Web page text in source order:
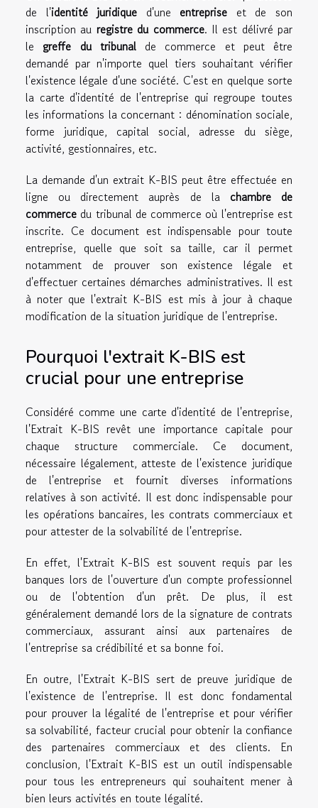
de l'identité juridique d'une entreprise et de son
inscription au registre du commerce. Il est délivré par
le greffe du tribunalde commerce et peut être
demandé par n'importe quel tiers souhaitant vérifier
l'existence légale d'une société. C'est en quelque sorte
la carte d'identité de l'entreprise qui regroupe toutes
les informations la concernant : dénomination sociale,
forme juridique, capital social, adresse du siège,
activité, gestionnaires, etc.
La demande d'un extrait K-BIS peut être effectuée en
ligne ou directement auprès de la chambre de
commerce du tribunal de commerce où l'entreprise est
inscrite. Ce document est indispensable pour toute
entreprise, quelle que soit sa taille, car il permet
notamment de prouver son existence légale et
d'effectuer certaines démarches administratives. Il est
à noter que l'extrait K-BIS est mis à jour à chaque
modification de la situation juridique de l'entreprise.
Pourquoi l'extrait K-BIS est
crucial pour une entreprise
Considéré comme une carte d'identité de l'entreprise,
l'Extrait K-BIS revêt une importance capitale pour
chaque structure commerciale. Ce document,
nécessaire légalement, atteste de l'existence juridique
de l'entreprise et fournit diverses informations
relatives à son activité. Il est donc indispensable pour
les opérations bancaires, les contrats commerciaux et
pour attester de la solvabilité de l'entreprise.
En effet, l'Extrait K-BIS est souvent requis par les
banques lors de l'ouverture d'un compte professionnel
ou de l'obtention d'un prêt. De plus, il est
généralement demandé lors de la signature de contrats
commerciaux, assurant ainsi aux partenaires de
l'entreprise sa crédibilité et sa bonne foi.
En outre, l'Extrait K-BIS sert de preuve juridique de
l'existence de l'entreprise. Il est donc fondamental
pour prouver la légalité de l'entreprise et pour vérifier
sa solvabilité, facteur crucial pour obtenir la confiance
des partenaires commerciaux et des clients. En
conclusion, l'Extrait K-BIS est un outil indispensable
pour tous les entrepreneurs qui souhaitent mener à
bien leurs activités en toute légalité.